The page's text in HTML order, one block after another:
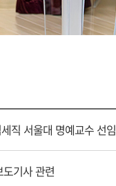
직 서울대 명예교수 선임
기사 관련